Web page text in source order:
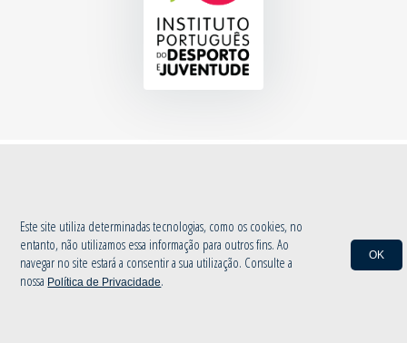
Este site utiliza determinadas tecnologias, como os cookies, no
entanto, não utilizamos essa informação para outros fins. Ao
navegar no site estará a consentir a sua utilização. Consulte a
nossa Política de Privacidade.
OK